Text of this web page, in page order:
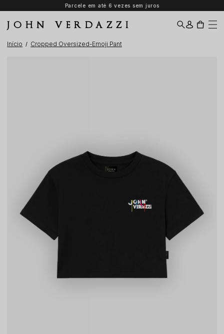
Parcele em até 6 vezes sem juros
JOHN VERDAZZI
Início Cropped Oversized-Emoji Pant